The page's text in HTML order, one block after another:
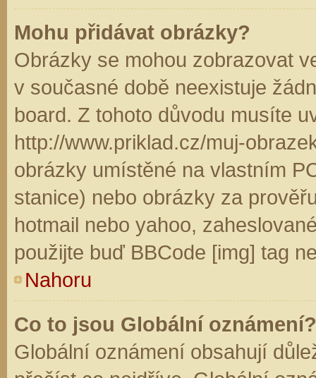
Mohu přidávat obrázky?
Obrázky se mohou zobrazovat
v současné době neexistuje
board. Z tohoto důvodu musíte
http://www.priklad.cz/muj-
obrázky umístěné na vlastním
stanice) nebo obrázky za
hotmail nebo yahoo,
použijte buď BBCode [img] tag
Nahoru
Co to jsou Globální oznámení?
Globální oznámení obsahují